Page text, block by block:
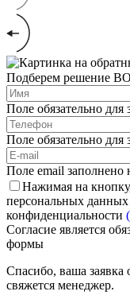
Подберем решение
Поле обязательно для
Поле обязательно для
Поле email заполнено
Нажимая на
персональных данных
конфиденциальности
Согласие является
формы
Спасибо, ваша
свяжется менеджер.